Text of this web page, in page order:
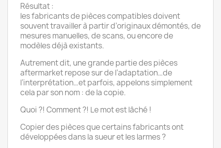
Résultat :
les fabricants de pièces compatibles doivent
souvent travailler à partir d’originaux démontés, de
mesures manuelles, de scans, ou encore de
modèles déjà existants.
Autrement dit, une grande partie des pièces
aftermarket repose sur de l’adaptation…de
l’interprétation…et parfois, appelons simplement
cela par son nom : de la copie.
Quoi ?! Comment ?! Le mot est lâché !
Copier des pièces que certains fabricants ont
développées dans la sueur et les larmes ?